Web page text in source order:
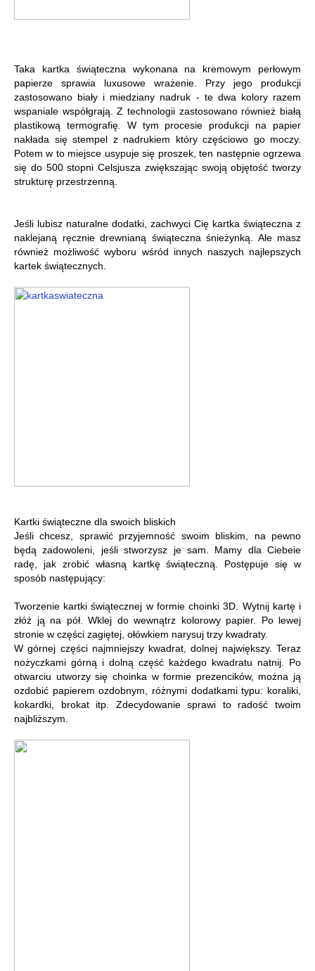
Taka kartka świąteczna wykonana na kremowym perłowym
papierze sprawia luxusowe wrażenie. Przy jego produkcji
zastosowano biały i miedziany nadruk - te dwa kolory razem
wspaniale współgrają. Z technologii zastosowano również białą
plastikową termografię. W tym procesie produkcji na papier
nakłada się stempel z nadrukiem który częściowo go moczy.
Potem w to miejsce usypuje się proszek, ten następnie ogrzewa
się do 500 stopni Celsjusza zwiększając swoją objętość tworzy
strukturę przestrzenną.
Jeśli lubisz naturalne dodatki, zachwyci Cię kartka świąteczna z
naklejaną ręcznie drewnianą świąteczna śnieżynką. Ale masz
również możliwość wyboru wśród innych naszych najlepszych
kartek świątecznych.
Kartki świąteczne dla swoich bliskich
Jeśli chcesz, sprawić przyjemność swoim bliskim, na pewno
będą zadowoleni, jeśli stworzysz je sam. Mamy dla Ciebeie
radę, jak zrobić własną kartkę świąteczną. Postępuje się w
sposób następujący:
Tworzenie kartki świątecznej w formie choinki 3D. Wytnij kartę i
złóż ją na pół. Wklej do wewnątrz kolorowy papier. Po lewej
stronie w części zagiętej, ołówkiem narysuj trzy kwadraty.
W górnej części najmniejszy kwadrat, dolnej największy. Teraz
nożyczkami górną i dolną część każdego kwadratu natnij. Po
otwarciu utworzy się choinka w formie prezencików, można ją
ozdobić papierem ozdobnym, różnymi dodatkami typu: koraliki,
kokardki, brokat itp. Zdecydowanie sprawi to radość twoim
najbliższym.